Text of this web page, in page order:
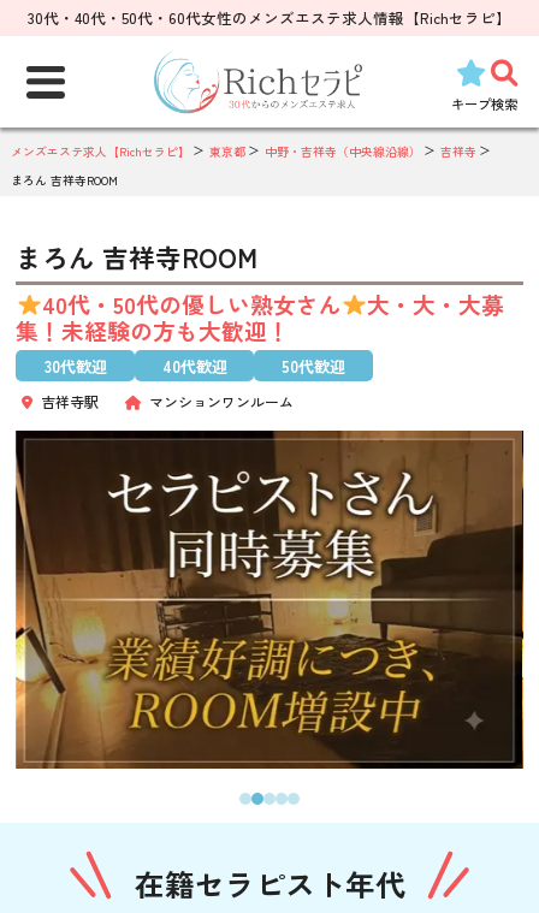
30代・40代・50代・60代女性のメンズエステ求人情報【Richセラピ】
キープ検索
索:
メンズエステ求人【Richセラピ】 東京都 中野・吉祥寺（中央線沿線）
吉祥寺
まろん 吉祥寺ROOM
まろん 吉祥寺ROOM
40代・50代の優しい熟女さん
大・大・大募
集！未経験の方も大歓迎！
30代歓迎 40代歓迎 50代歓迎
吉祥寺駅 マンションワンルーム
在籍セラピスト年代